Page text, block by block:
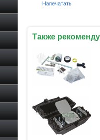
Напечатать
Также